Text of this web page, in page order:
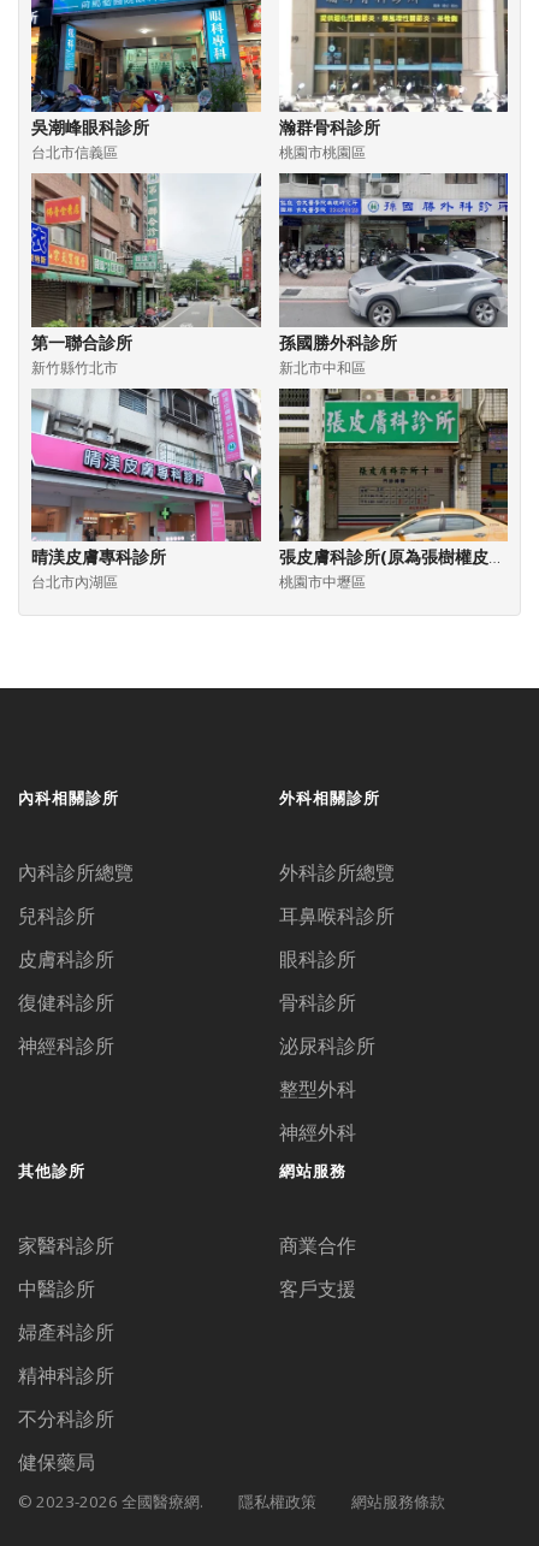
吳潮峰眼科診所
台北市信義區
瀚群骨科診所
桃園市桃園區
第一聯合診所
新竹縣竹北市
孫國勝外科診所
新北市中和區
晴渼皮膚專科診所
台北市內湖區
張皮膚科診所(原為張樹權皮膚科診所)
桃園市中壢區
內科相關診所
內科診所總覽
兒科診所
皮膚科診所
復健科診所
神經科診所
外科相關診所
外科診所總覽
耳鼻喉科診所
眼科診所
骨科診所
泌尿科診所
整型外科
神經外科
其他診所
家醫科診所
中醫診所
婦產科診所
精神科診所
不分科診所
健保藥局
網站服務
商業合作
客戶支援
© 2023-2026 全國醫療網. 隱私權政策 網站服務條款